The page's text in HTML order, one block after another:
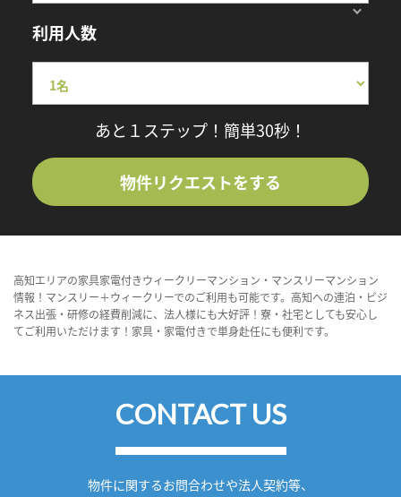
利用人数
あと１ステップ！簡単30秒！
物件リクエストをする
高知エリアの家具家電付きウィークリーマンション・マンスリーマンション
情報！マンスリー＋ウィークリーでのご利用も可能です。高知への連泊・ビジ
ネス出張・研修の経費削減に、法人様にも大好評！寮・社宅としても安心し
てご利用いただけます！家具・家電付きで単身赴任にも便利です。
CONTACT US
物件に関するお問合わせや法人契約等、